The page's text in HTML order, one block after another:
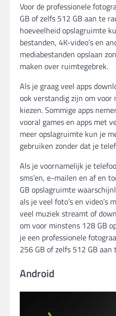
Voor de professionele
GB of zelfs 512 GB aan te
hoeveelheid opslagruimte
bestanden, 4K-video’s en
mediabestanden opslaan
maken over ruimtegebrek.
Als je graag veel apps
ook verstandig zijn om
kiezen. Sommige apps
vooral games en apps met
meer opslagruimte kun je
gebruiken zonder dat je
Als je voornamelijk je
sms’en, e-mailen en af en
GB opslagruimte
als je veel foto’s en video’s
veel muziek streamt of
om voor minstens 128 GB
je een professionele
256 GB of zelfs 512 GB aan
Android